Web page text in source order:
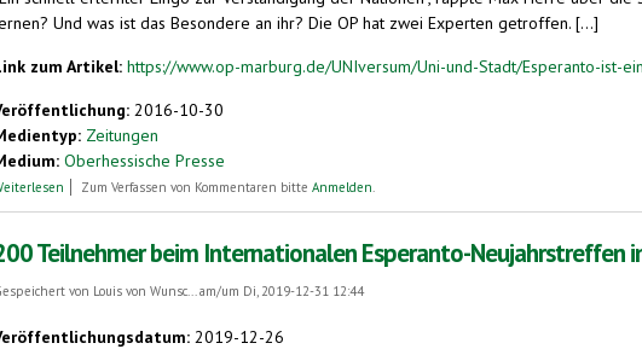
Und was ist das Besondere an ihr? Die OP hat zwei Experten getroffen. [...]
zum Artikel: https://www.op-marburg.de/UNIversum/Uni-und-Stadt/Esperanto-ist-
2016-10-30
Zeitungen
Oberhessische Presse
über „Esperanto ist eine Weltsprache“
Zum Verfassen von Kommentaren bitte Anmelden.
Teilnehmer beim Internationalen Esperanto-Neujahrstreffen
von Louis von Wunsc...am/um Di, 2019-12-31 12:44
2019-12-26